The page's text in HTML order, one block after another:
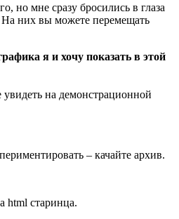
но мне сразу бросились в глаза
На них вы можете перемещать
я и хочу показать в этой
на демонстрационной
– качайте архив.
html старинца.